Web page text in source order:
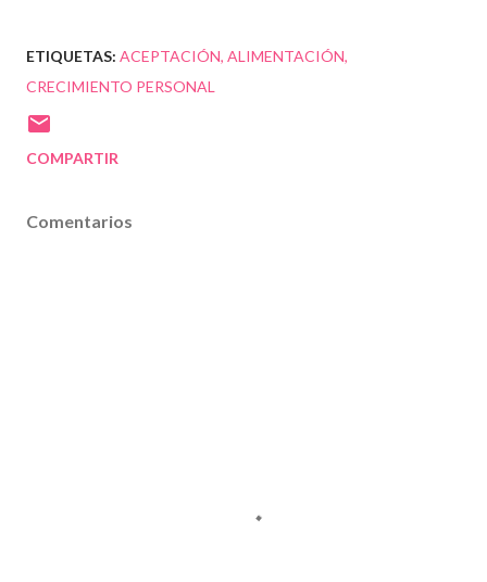
ETIQUETAS: ACEPTACIÓN ALIMENTACIÓN
CRECIMIENTO PERSONAL
COMPARTIR
Comentarios